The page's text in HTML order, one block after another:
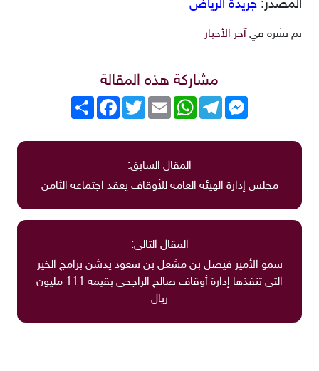
المصدر: جريدة الرياض
تم نشره في آخر الأخبار
مشاركة هذه المقالة
انشر
FacebookTwitterEmail
WhatsAppTelegram
Messenger
المقال السابق:
مجلس إدارة الهيئة العامة للأوقاف يعقد اجتماعه الثامن
المقال التالي:
سمو الأمير فيصل بن مشعل بن سعود يدشن برامج الخير
التي تنفذها إدارة أوقاف صالح الراجحي بقيمة 111 مليون
ريال